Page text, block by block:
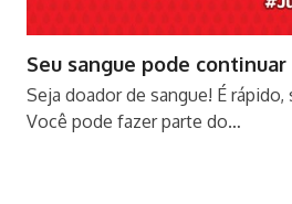
Seu sangue pode
Seja doador de sangue! É rápido,
Você pode fazer parte do…